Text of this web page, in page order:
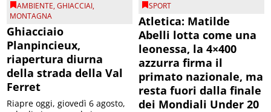
AMBIENTE,GHIACCIAI,
MONTAGNA
Ghiacciaio
Planpincieux,
riapertura diurna
della strada della Val
Ferret
Riapre oggi, giovedì 6 agosto,
SPORT
Atletica: Matilde
Abelli lotta come una
leonessa, la 4×400
azzurra firma il
primato nazionale, ma
resta fuori dalla finale
dei Mondiali Under 20